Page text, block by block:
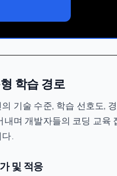
학습 경로
기술 수준, 학습 선호도,
내며 개발자들의 코딩 교육
.
및 적응